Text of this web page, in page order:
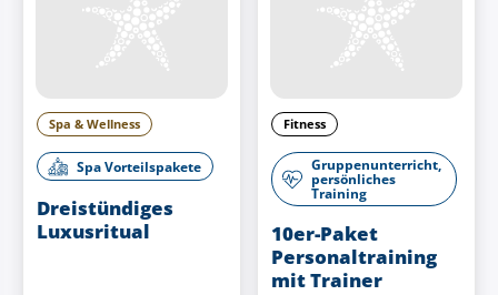
Spa & Wellness
Spa Vorteilspakete
Dreistündiges
Luxusritual
Fitness
Gruppenunterricht,
persönliches
Training
10er-Paket
Personaltraining
mit Trainer